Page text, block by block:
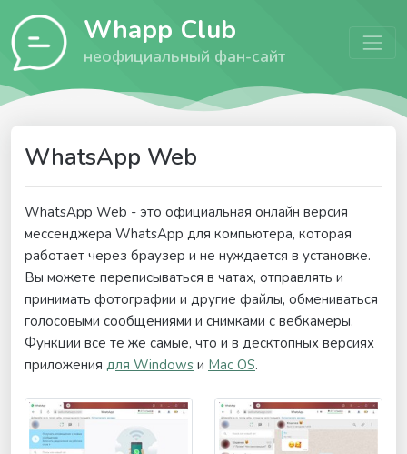
Whapp Club
неофициальный фан-сайт
WhatsApp Web
WhatsApp Web - это официальная онлайн версия
мессенджера WhatsApp для компьютера, которая
работает через браузер и не нуждается в установке.
Вы можете переписываться в чатах, отправлять и
принимать фотографии и другие файлы, обмениваться
голосовыми сообщениями и снимками с вебкамеры.
Функции все те же самые, что и в десктопных версиях
приложения для Windowsи Mac OS.